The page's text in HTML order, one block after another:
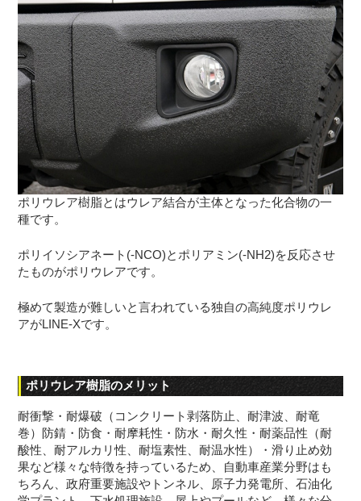
ポリウレア樹脂とはウレア結合が主体となった化合物の一
種です。
ポリイソシアネート(-NCO)とポリアミン(-NH2)を反応させ
たものがポリウレアです。
極めて製造が難しいと言われている独自の高純度ポリウレ
アがLINE-Xです。
ポリウレア樹脂のメリット
耐衝撃・耐爆破（コンクリート剥落防止、耐津波、耐竜
巻）防錆・防食・耐摩耗性・防水・耐久性・耐薬品性（耐
酸性、耐アルカリ性、耐塩素性、耐温水性）・滑り止め効
果など様々な特徴を持っているため、自動車産業分野はも
ちろん、政府重要施設やトンネル、原子力発電所、石油化